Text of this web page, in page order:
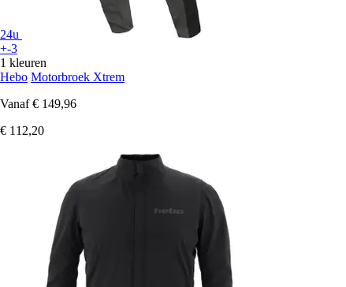
24u
+-3
1 kleuren
Hebo Motorbroek Xtrem
Vanaf € 149,96
€ 112,20